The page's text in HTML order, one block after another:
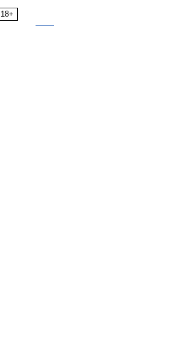
18+